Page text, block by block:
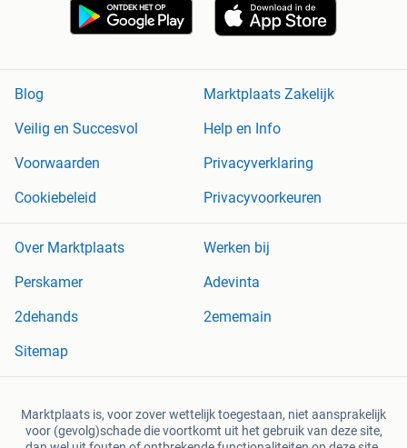
Blog
Marktplaats Zakelijk
Veilig en Succesvol
Help en Info
Voorwaarden
Privacyverklaring
Cookiebeleid
Privacyvoorkeuren
Over Marktplaats
Werken bij
Perskamer
Adevinta
2dehands
2ememain
Sitemap
Marktplaats is, voor zover wettelijk toegestaan, niet aansprakelijk
voor (gevolg)schade die voortkomt uit het gebruik van deze site,